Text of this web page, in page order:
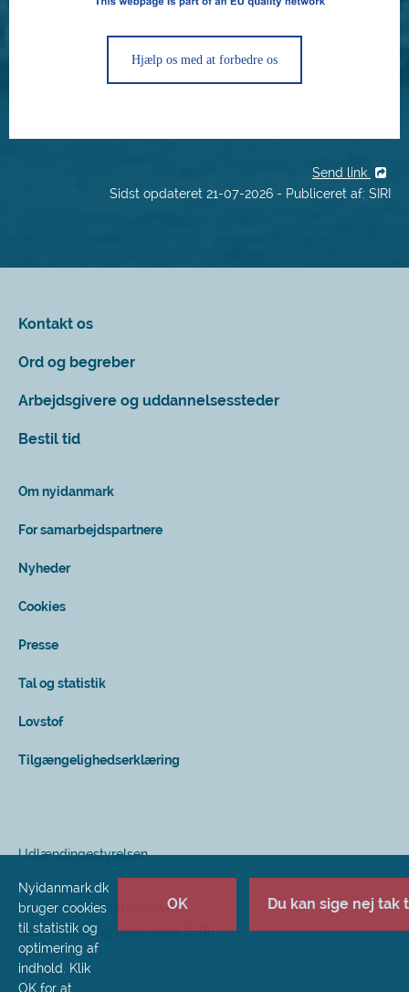
Hjælp os med at forbedre os
Send link
Sidst opdateret 21-07-2026 - Publiceret af: SIRI
Kontakt os
Ord og begreber
Arbejdsgivere og uddannelsessteder
Bestil tid
Om nyidanmark
For samarbejdspartnere
Nyheder
Cookies
Presse
Tal og statistik
Lovstof
Tilgængelighedserklæring
Udlændingestyrelsen
Styrelsen for International
Rekruttering og Integration (SIRI)
Nyidanmark.dk
bruger cookies
til statistik og
optimering af
indhold. Klik
OK for at
OK Du kan sige nej tak